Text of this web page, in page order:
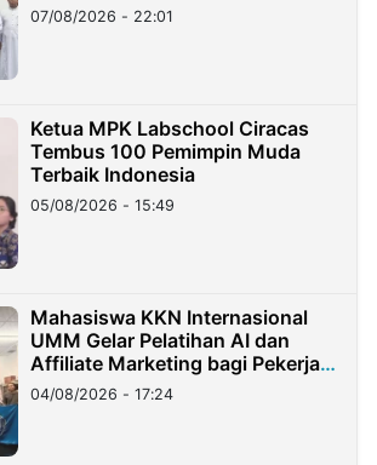
07/08/2026 - 22:01
Ketua MPK Labschool Ciracas
Tembus 100 Pemimpin Muda
Terbaik Indonesia
05/08/2026 - 15:49
Mahasiswa KKN Internasional
UMM Gelar Pelatihan AI dan
Affiliate Marketing bagi Pekerja
Migran Indonesia di Taiwan
04/08/2026 - 17:24